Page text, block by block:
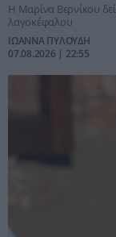
Η Μαρίνα Βερνίκου
λαγοκέφαλου
ΙΩΑΝΝΑ ΠΥΛΟΥΔΗ
07.08.2026 | 22:55